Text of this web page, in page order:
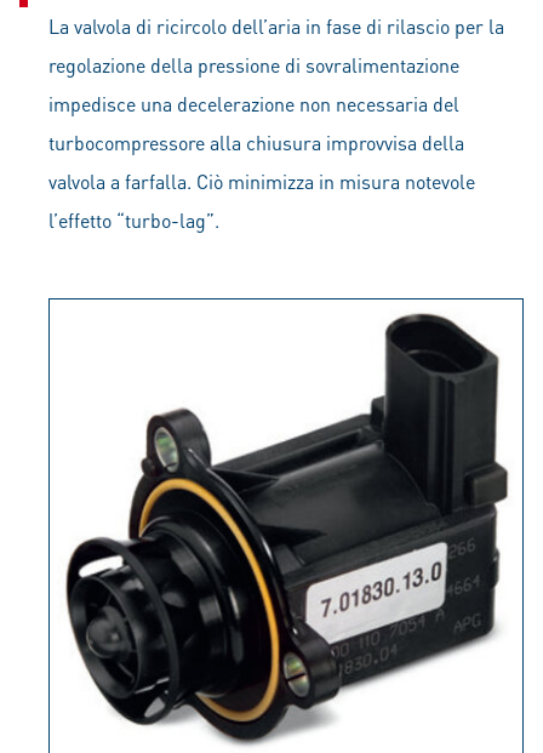
La valvola di ricircolo dell’aria in fase di rilascio per la
regolazione della pressione di sovralimentazione
impedisce una decelerazione non necessaria del
turbocompressore alla chiusura improvvisa della
valvola a farfalla. Ciò minimizza in misura notevole
l’effetto “turbo-lag”.